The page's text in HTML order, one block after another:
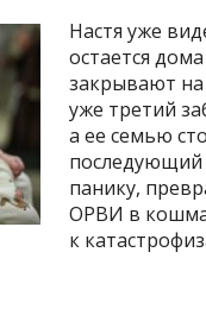
Настя уже
остается
закрывают
уже третий
а ее семью
последующий
панику,
ОРВИ в
к